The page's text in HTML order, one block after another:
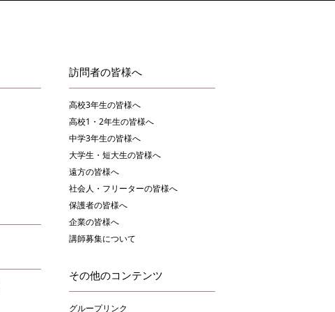
訪問者の皆様へ
高校3年生の皆様へ
高校1・2年生の皆様へ
中学3年生の皆様へ
大学生・短大生の皆様へ
遠方の皆様へ
社会人・フリーターの皆様へ
保護者の皆様へ
企業の皆様へ
講師募集について
その他のコンテンツ
グループリンク